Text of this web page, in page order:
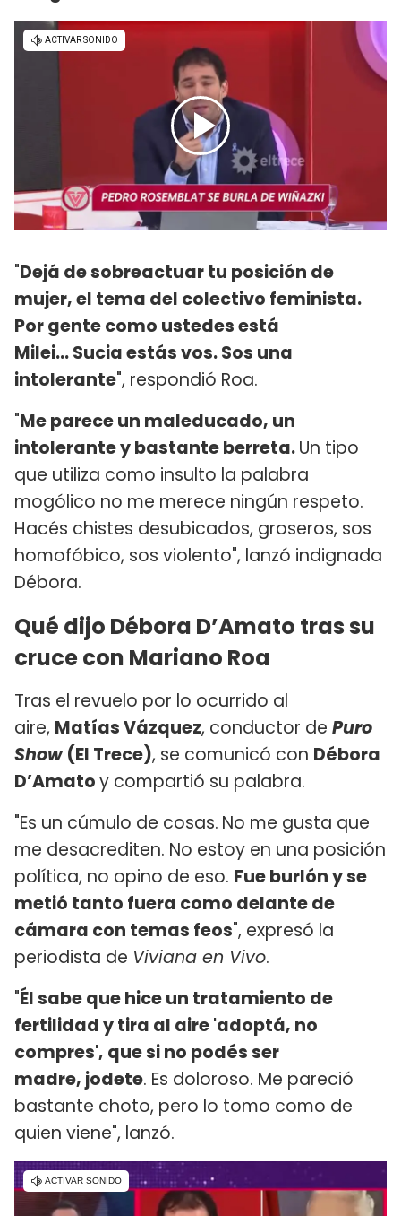
"Dejá de sobreactuar tu posición de
mujer, el tema del colectivo feminista.
Por gente como ustedes está
Milei... Sucia estás vos. Sos una
intolerante", respondió Roa.
"Me parece un maleducado, un
intolerante y bastante berreta.Un tipo
que utiliza como insulto la palabra
mogólico no me merece ningún respeto.
Hacés chistes desubicados, groseros, sos
homofóbico, sos violento", lanzó indignada
Débora.
Qué dijo Débora D’Amato tras su
cruce con Mariano Roa
Tras el revuelo por lo ocurrido al
aire, Matías Vázquez, conductor de Puro
Show(El Trece), se comunicó con Débora
D’Amatoy compartió su palabra.
"Es un cúmulo de cosas. No me gusta que
me desacrediten. No estoy en una posición
política, no opino de eso. Fue burlón y se
metió tanto fuera como delante de
cámara con temas feos", expresó la
periodista de Viviana en Vivo.
"Él sabe que hice un tratamiento de
fertilidad y tira al aire 'adoptá, no
compres', que si no podés ser
madre, jodete. Es doloroso. Me pareció
bastante choto, pero lo tomo como de
quien viene", lanzó.